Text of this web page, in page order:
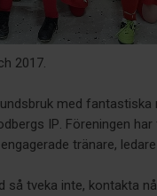
2017.
med fantastiska
IP. Föreningen
tränare,
så tveka inte, kontakta